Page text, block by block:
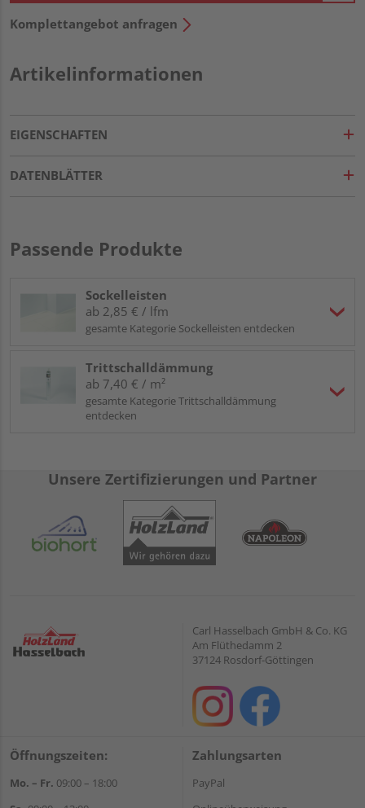
Komplettangebot anfragen
Artikelinformationen
EIGENSCHAFTEN
DATENBLÄTTER
Passende Produkte
Sockelleisten
ab 2,85 € / lfm
gesamte Kategorie Sockelleisten entdecken
Trittschalldämmung
ab 7,40 € / m²
gesamte Kategorie Trittschalldämmung
entdecken
Unsere Zertifizierungen und Partner
Carl Hasselbach GmbH & Co. KG
Am Flüthedamm 2
37124 Rosdorf-Göttingen
Öffnungszeiten:
Mo. – Fr. 09:00 – 18:00
Zahlungsarten
PayPal